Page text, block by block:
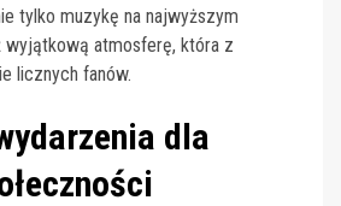
tylko muzykę na najwyższym
wyjątkową atmosferę, która z
licznych fanów.
dla